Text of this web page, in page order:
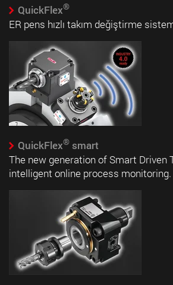
QuickFlex®
ER pens hızlı takım değiştirme
QuickFlex®smart
The new generation of Smart Driven
intelligent online process monitoring.